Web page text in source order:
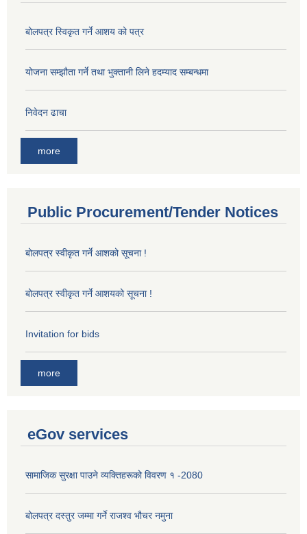
बोलपत्र स्विकृत गर्ने आशय को पत्र
योजना सम्झौता गर्ने तथा भुक्तानी लिने हदम्याद सम्बन्धमा
निवेदन ढाचा
more
Public Procurement/Tender Notices
बोलपत्र स्वीकृत गर्ने आशको सूचना !
बोलपत्र स्वीकृत गर्ने आशयको सूचना !
Invitation for bids
more
eGov services
सामाजिक सुरक्षा पाउने व्यक्तिहरूको विवरण १ -2080
बोलपत्र दस्तुर जम्मा गर्ने राजश्व भौचर नमुना